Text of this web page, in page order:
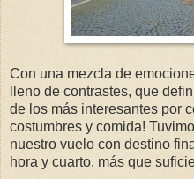
Con una mezcla de
lleno de contrastes, que
de los más interesantes por
costumbres y comida!
nuestro vuelo con destino
hora y cuarto, más que